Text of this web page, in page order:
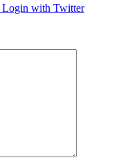
Login with Twitter